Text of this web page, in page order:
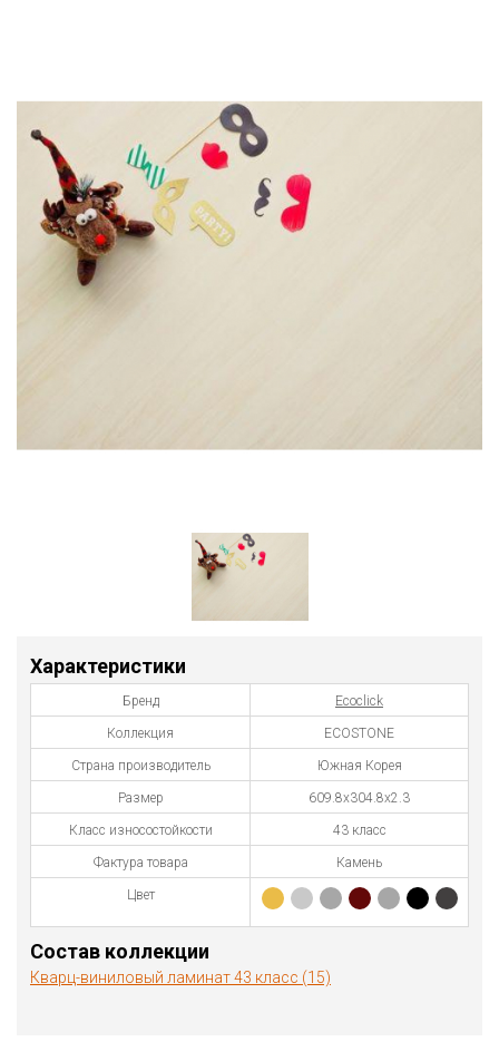
Характеристики
Бренд Ecoclick
Коллекция ECOSTONE
Страна производитель Южная Корея
Размер 609.8х304.8х2.3
Класс износостойкости 43 класс
Фактура товара Камень
Цвет
Состав коллекции
Кварц-виниловый ламинат 43 класс (15)